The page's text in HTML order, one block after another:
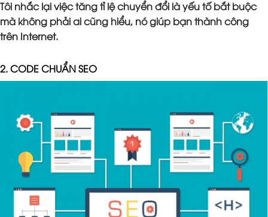
Tôi nhắc lại việc tăng tỉ lệ chuyển đổi là yếu tố bắt buộc
mà không phải ai cũng hiểu, nó giúp bạn thành công
trên Internet.
2. CODE CHUẨN SEO